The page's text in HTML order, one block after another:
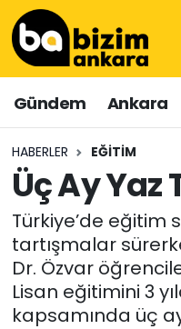
Gündem Ankara
HABERLER EĞITIM
Üç Ay Yaz
Türkiye’de eğitim
tartışmalar
Dr. Özvar
Lisan eğitimini 3
kapsamında üç
Hava Durumu
Trafik Durumu
Süper Lig Puan
Tüm Manşetler
Son Dakika
Haber Arşivi